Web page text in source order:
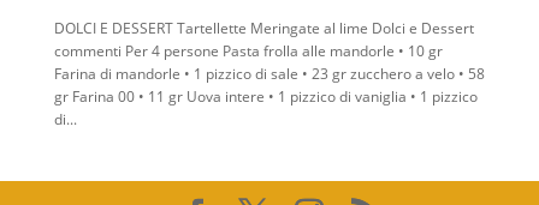
DOLCI E DESSERT Tartellette Meringate al lime Dolci e Dessert
commenti Per 4 persone Pasta frolla alle mandorle • 10 gr
Farina di mandorle • 1 pizzico di sale • 23 gr zucchero a velo • 58
gr Farina 00 • 11 gr Uova intere • 1 pizzico di vaniglia • 1 pizzico
di...